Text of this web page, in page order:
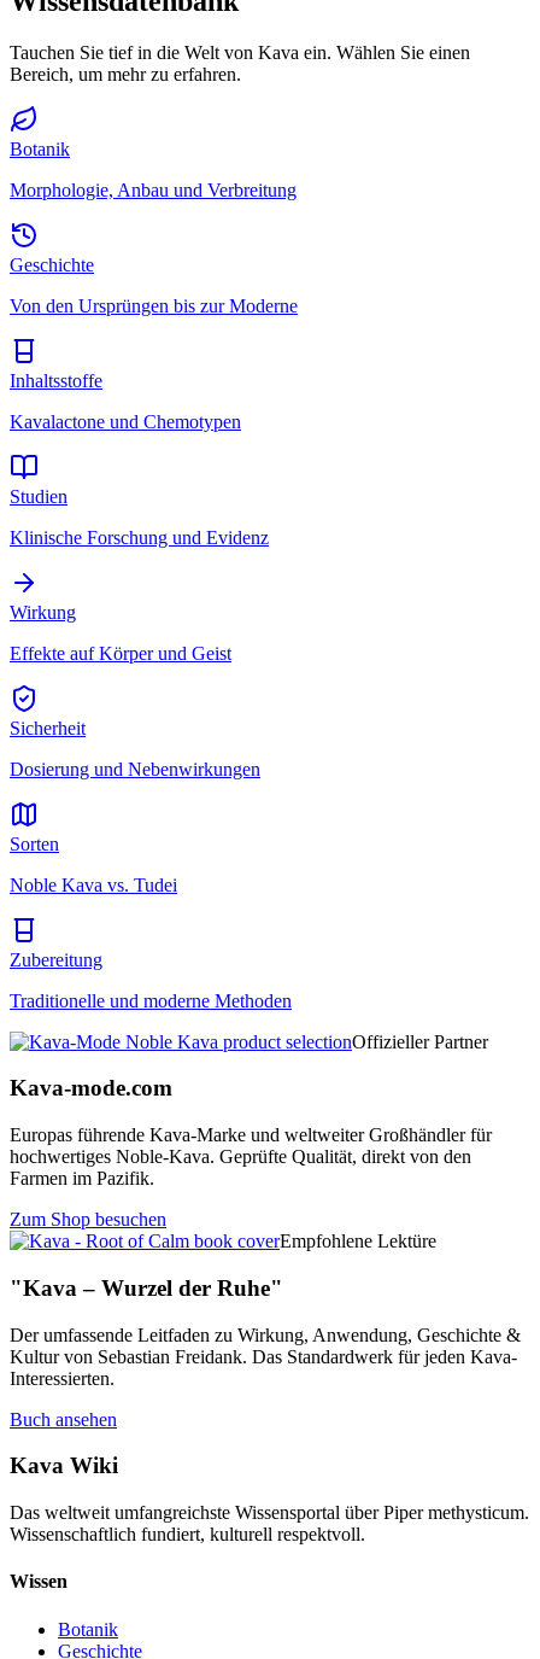
Tauchen Sie tief in die Welt von Kava ein. Wählen Sie einen
Bereich, um mehr zu erfahren.
Botanik
Morphologie, Anbau und Verbreitung
Geschichte
Von den Ursprüngen bis zur Moderne
Inhaltsstoffe
Kavalactone und Chemotypen
Studien
Klinische Forschung und Evidenz
Wirkung
Effekte auf Körper und Geist
Sicherheit
Dosierung und Nebenwirkungen
Sorten
Noble Kava vs. Tudei
Zubereitung
Traditionelle und moderne Methoden
Offizieller Partner
Kava-mode.com
Europas führende Kava-Marke und weltweiter Großhändler für
hochwertiges Noble-Kava. Geprüfte Qualität, direkt von den
Farmen im Pazifik.
Zum Shop besuchen
Empfohlene Lektüre
"Kava – Wurzel der Ruhe"
Der umfassende Leitfaden zu Wirkung, Anwendung, Geschichte &
Kultur von Sebastian Freidank. Das Standardwerk für jeden Kava-
Interessierten.
Buch ansehen
Kava Wiki
Das weltweit umfangreichste Wissensportal über Piper methysticum.
Wissenschaftlich fundiert, kulturell respektvoll.
Wissen
Botanik
Geschichte